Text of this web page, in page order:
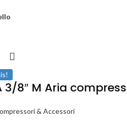
3/8″ M Aria
& Accessori